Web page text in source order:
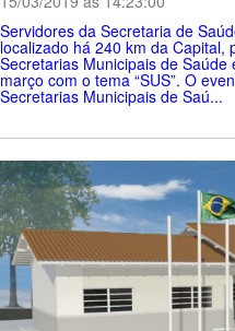
Servidores da Secretaria de
localizado há 240 km da Capital,
Secretarias Municipais de
março com o tema “SUS”. O
Secretarias Municipais de Saú...